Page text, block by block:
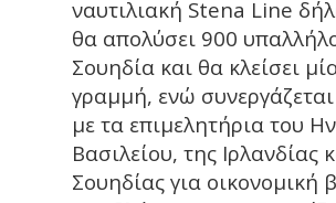
ναυτιλιακή Stena Line
θα απολύσει 900
Σουηδία και θα κλείσει
γραμμή, ενώ
με τα επιμελητήρια του
Βασιλείου, της Ιρλανδίας
Σουηδίας για οικονομική